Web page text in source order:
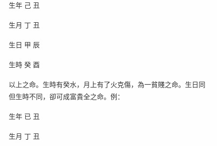
生年 己 丑
生月 丁 丑
生日 甲 辰
生時 癸 酉
以上之命。生時有癸水，月上有了火克傷，為一貧賤之命。生日同
但生時不同，卻可成富貴全之命。例：
生年 已 丑
生月 丁 丑